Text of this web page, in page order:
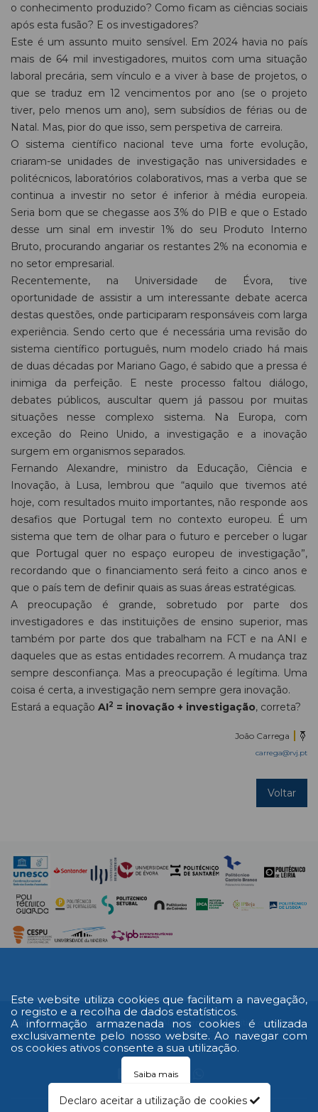
Este website utiliza cookies que facilitam a navegação,
o registo e a recolha de dados estatísticos.
A informação armazenada nos cookies é utilizada
exclusivamente pelo nosso website. Ao navegar com
os cookies ativos consente a sua utilização.
Saiba mais
Declaro aceitar a utilização de cookies
o conhecimento produzido? Como ficam as ciências sociais
após esta fusão? E os investigadores?
Este é um assunto muito sensível. Em 2024 havia no país
mais de 64 mil investigadores, muitos com uma situação
laboral precária, sem vínculo e a viver à base de projetos, o
que se traduz em 12 vencimentos por ano (se o projeto
tiver, pelo menos um ano), sem subsídios de férias ou de
Natal. Mas, pior do que isso, sem perspetiva de carreira.
O sistema científico nacional teve uma forte evolução,
criaram-se unidades de investigação nas universidades e
politécnicos, laboratórios colaborativos, mas a verba que se
continua a investir no setor é inferior à média europeia.
Seria bom que se chegasse aos 3% do PIB e que o Estado
desse um sinal em investir 1% do seu Produto Interno
Bruto, procurando angariar os restantes 2% na economia e
no setor empresarial.
Recentemente, na Universidade de Évora, tive
oportunidade de assistir a um interessante debate acerca
destas questões, onde participaram responsáveis com larga
experiência. Sendo certo que é necessária uma revisão do
sistema científico português, num modelo criado há mais
de duas décadas por Mariano Gago, é sabido que a pressa é
inimiga da perfeição. E neste processo faltou diálogo,
debates públicos, auscultar quem já passou por muitas
situações nesse complexo sistema. Na Europa, com
exceção do Reino Unido, a investigação e a inovação
surgem em organismos separados.
Fernando Alexandre, ministro da Educação, Ciência e
Inovação, à Lusa, lembrou que “aquilo que tivemos até
hoje, com resultados muito importantes, não responde aos
desafios que Portugal tem no contexto europeu. É um
sistema que tem de olhar para o futuro e perceber o lugar
que Portugal quer no espaço europeu de investigação”,
recordando que o financiamento será feito a cinco anos e
que o país tem de definir quais as suas áreas estratégicas.
A preocupação é grande, sobretudo por parte dos
investigadores e das instituições de ensino superior, mas
também por parte dos que trabalham na FCT e na ANI e
daqueles que as estas entidades recorrem. A mudança traz
sempre desconfiança. Mas a preocupação é legítima. Uma
coisa é certa, a investigação nem sempre gera inovação.
Estará a equação AI2 = inovação + investigação, correta?
João Carrega
carrega@rvj.pt
Voltar
Multimédia
Edição
Impressa
Livro de
reclamações
RAL
Termos e
Condições
Política de
Privacidade
Ficha
Técnica